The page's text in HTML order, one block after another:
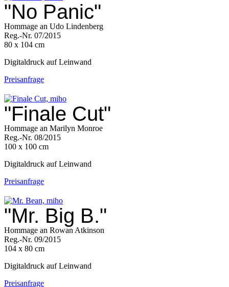
"No Panic"
Hommage an Udo Lindenberg
Reg.-Nr. 07/2015
80 x 104 cm
Digitaldruck auf Leinwand
Preisanfrage
"Finale Cut"
Hommage an Marilyn Monroe
Reg.-Nr. 08/2015
100 x 100 cm
Digitaldruck auf Leinwand
Preisanfrage
"Mr. Big B."
Hommage an Rowan Atkinson
Reg.-Nr. 09/2015
104 x 80 cm
Digitaldruck auf Leinwand
Preisanfrage